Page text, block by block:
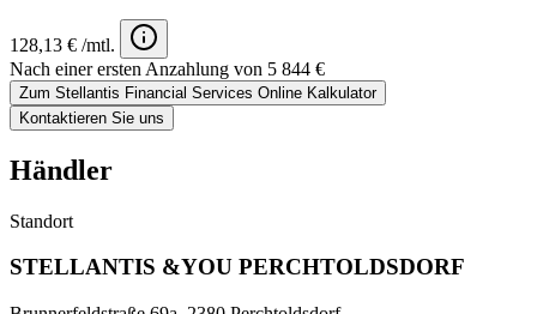
128,13 € /mtl.
Nach einer ersten Anzahlung von 5 844 €
Zum Stellantis Financial Services Online Kalkulator
Kontaktieren Sie uns
Händler
Standort
STELLANTIS &YOU PERCHTOLDSDORF